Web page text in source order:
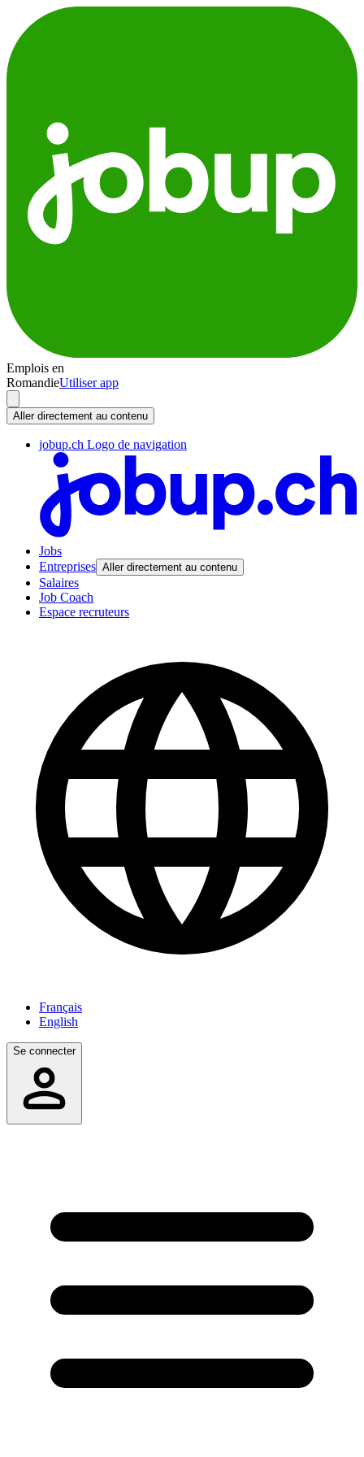
Emplois en
RomandieUtiliser app
Aller directement au contenu
jobup.ch Logo de navigation
Jobs
Entreprises Aller directement au contenu
Salaires
Job Coach
Espace recruteurs
Français
English
Se connecter